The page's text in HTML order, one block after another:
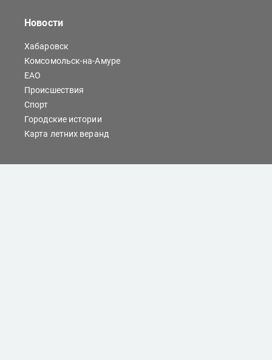
Новости
Хабаровск
Комсомольск-на-Амуре
ЕАО
Происшествия
Спорт
Городские истории
Карта летних веранд